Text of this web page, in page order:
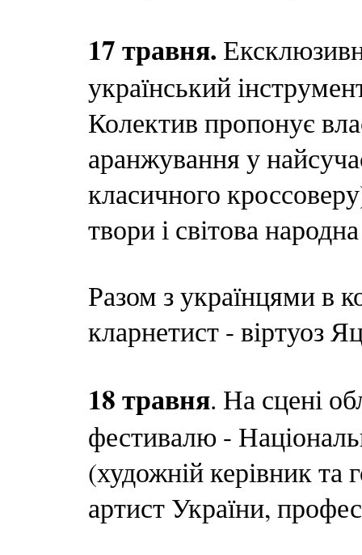
17 травня.
український
Колектив пропонує
аранжування у
класичного
твори і світова
Разом з українцями в
кларнетист - віртуоз
18 травня. На сцені
фестивалю -
(художній керівник
артист України,